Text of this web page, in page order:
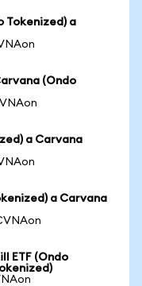
Tokenized) a
(Ondo
a Carvana
a Carvana
ETF (Ondo